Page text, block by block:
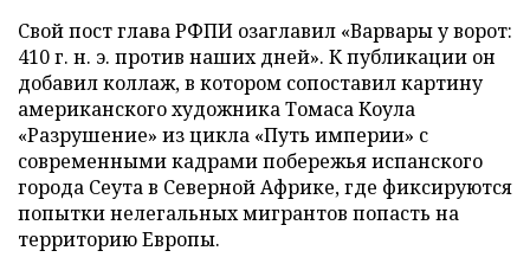
Свой пост глава РФПИ озаглавил «Варвары у ворот:
410 г. н. э. против наших дней». К публикации он
добавил коллаж, в котором сопоставил картину
американского художника Томаса Коула
«Разрушение» из цикла «Путь империи» с
современными кадрами побережья испанского
города Сеута в Северной Африке, где фиксируются
попытки нелегальных мигрантов попасть на
территорию Европы.